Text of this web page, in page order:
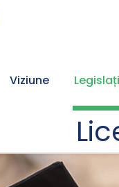
Viziune